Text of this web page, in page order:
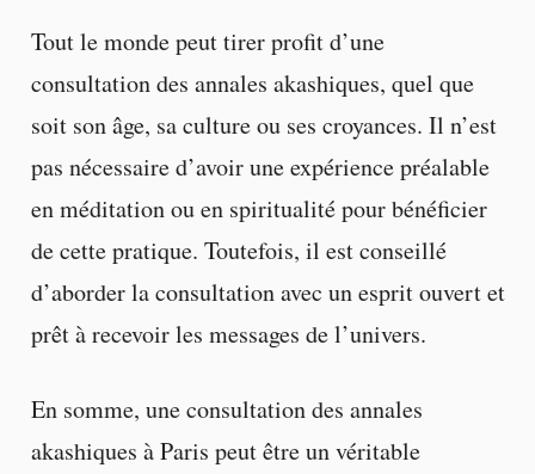
Tout le monde peut tirer profit d’une
consultation des annales akashiques, quel que
soit son âge, sa culture ou ses croyances. Il n’est
pas nécessaire d’avoir une expérience préalable
en méditation ou en spiritualité pour bénéficier
de cette pratique. Toutefois, il est conseillé
d’aborder la consultation avec un esprit ouvert et
prêt à recevoir les messages de l’univers.
En somme, une consultation des annales
akashiques à Paris peut être un véritable